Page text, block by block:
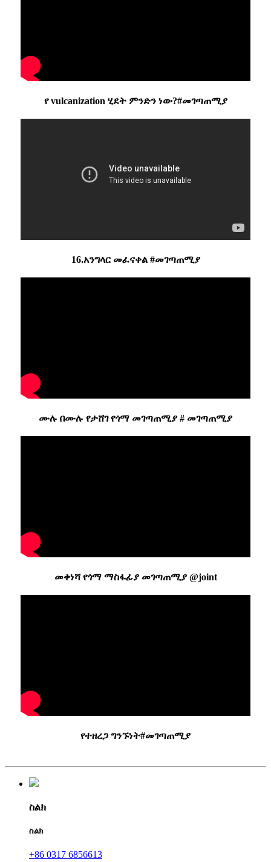
የ vulcanization ሂደት ምንድን ነው?#መገጣጠሚያ
16.አንግላር መፈናቀል #መገጣጠሚያ
ሙሉ በሙሉ የታሸገ የጎማ መገጣጠሚያ # መገጣጠሚያ
መቀነሻ የጎማ ማስፋፊያ መገጣጠሚያ @joint
የተዘረጋ ግንኙነት#መገጣጠሚያ
ስልክ
ስልክ
+86 0317 6856613